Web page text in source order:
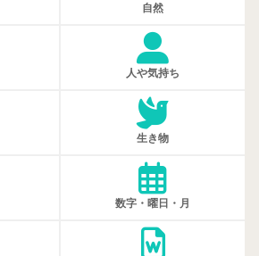
自然
人や気持ち
生き物
数字・曜日・月